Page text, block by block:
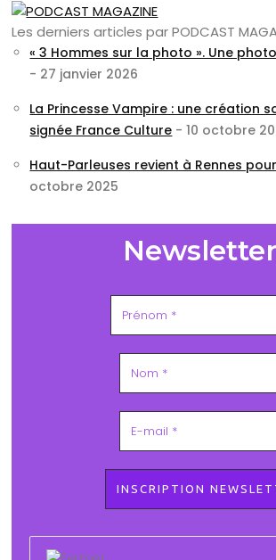
Les derniers articles par PODCAST
« 3 Hommes sur la photo ». Une
- 27 janvier 2026
La Princesse Vampire : une création
signée France Culture - 10 octobre
Haut-Parleuses revient à Rennes
octobre 2025
Newsletter